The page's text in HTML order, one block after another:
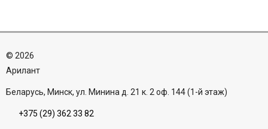
© 2026
Aрилант
Беларусь, Минск, ул. Минина д. 21 к. 2 оф. 144 (1-й этаж)
+375 (29) 362 33 82